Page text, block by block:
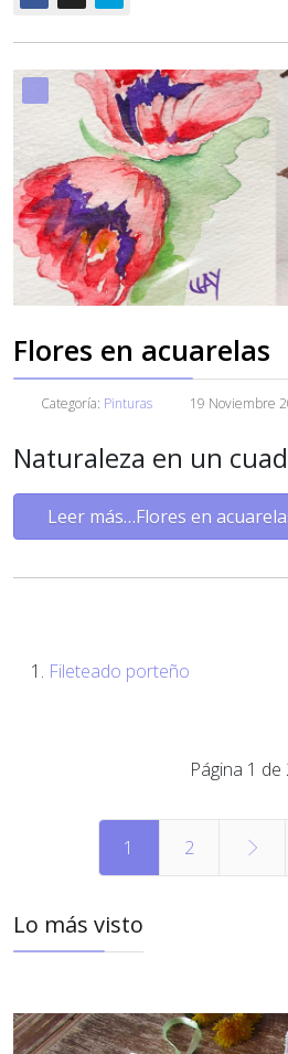
Flores en acuarelas
Categoría: Pinturas 19 Noviembre
Naturaleza en un
Leer más…Flores en
Fileteado porteño
Página 1 de
1 2
Lo más visto